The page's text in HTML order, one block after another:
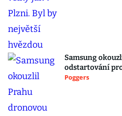
Samsung
odstartování
Poggers